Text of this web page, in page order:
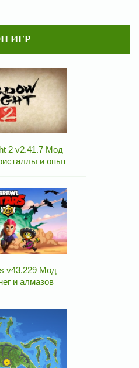
ИГР
2 v2.41.7 Мод
и опыт
v43.229 Мод
и алмазов